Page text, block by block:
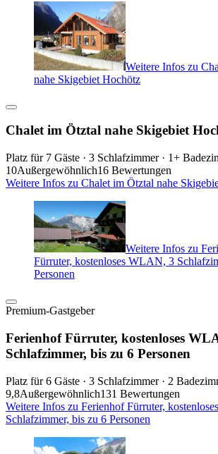
Weitere Infos zu
nahe Skigebiet Hochötz
Chalet im Ötztal nahe Skigebiet
Platz für 7 Gäste · 3 Schlafzimmer · 1+
10Außergewöhnlich16 Bewertungen
Weitere Infos zu Chalet im Ötztal nahe
Weitere Infos zu
Fürruter, kostenloses WLAN, 3
Personen
Premium-Gastgeber
Ferienhof Fürruter, kostenloses
Schlafzimmer, bis zu 6 Personen
Platz für 6 Gäste · 3 Schlafzimmer · 2
9,8Außergewöhnlich131 Bewertungen
Weitere Infos zu Ferienhof Fürruter,
Schlafzimmer, bis zu 6 Personen